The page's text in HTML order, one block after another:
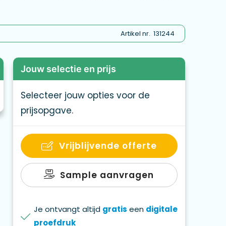
en groot binnenvak voor schoenen of extra
je het anders? Een product helemaal op
maatwerk. We maken het samen tot een
Lees onze blog voor tips.
Artikel nr. 131244
Jouw selectie en prijs
Selecteer jouw opties voor de
prijsopgave.
Vrijblijvende offerte
Sample aanvragen
Je ontvangt altijd gratis een digitale
proefdruk